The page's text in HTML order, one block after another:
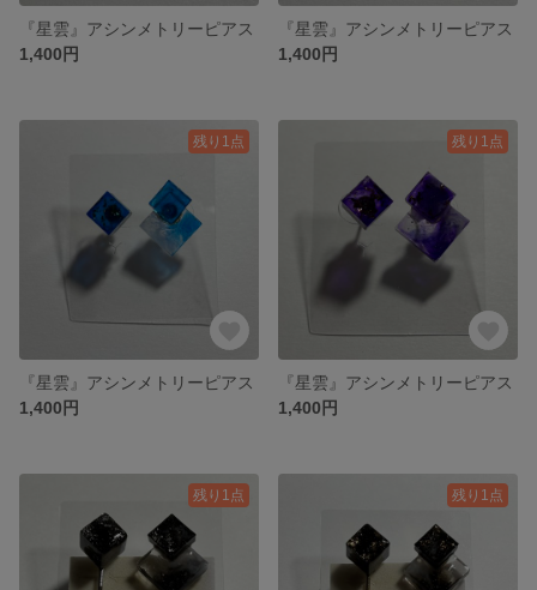
『星雲』アシンメトリーピアス
1,400円
『星雲』アシンメトリーピアス
1,400円
残り1点
『星雲』アシンメトリーピアス
1,400円
残り1点
『星雲』アシンメトリーピアス
1,400円
残り1点 残り1点